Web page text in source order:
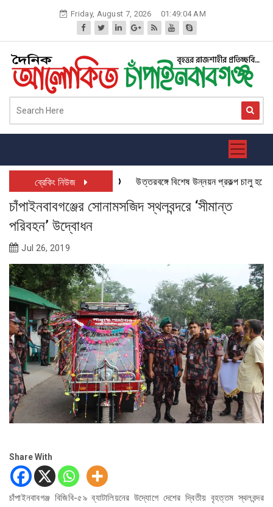
Friday, August 7, 2026 01:49:05 AM
ব্রেকিং নিউজ উত্তরবঙ্গে বিশেষ উন্নয়ন প্রকল্প চালু হতে
চাঁপাইনবাবগঞ্জের সোনামসজিদ স্থলবন্দরে ‘সীমান্ত
পরিবহন’ উদ্বোধন
Jul 26, 2019
Share With
চাঁপাইনবাবগঞ্জ বিজিবি-৫৯ ব্যাটালিয়নের উদ্যোগে দেশের দ্বিতীয় বৃহত্তম স্থলবন্দর